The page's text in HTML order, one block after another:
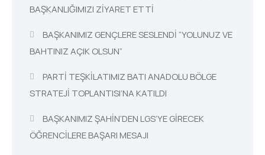
BAŞKANLIĞIMIZI ZİYARET ETTİ
BAŞKANIMIZ GENÇLERE SESLENDİ “YOLUNUZ VE
BAHTINIZ AÇIK OLSUN”
PARTİ TEŞKİLATIMIZ BATI ANADOLU BÖLGE
STRATEJİ TOPLANTISI’NA KATILDI
BAŞKANIMIZ ŞAHİN’DEN LGS’YE GİRECEK
ÖĞRENCİLERE BAŞARI MESAJI